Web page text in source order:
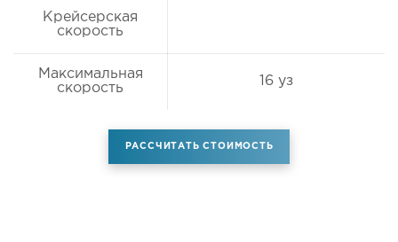
Крейсерская
скорость
Максимальная
скорость
16 уз
РАССЧИТАТЬ СТОИМОСТЬ